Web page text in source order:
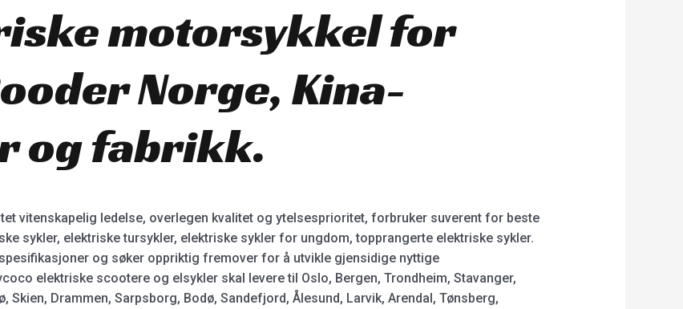
motorsykkel for
Norge, Kina-
og fabrikk.
vitenskapelig ledelse, overlegen kvalitet og ytelsesprioritet, forbruker suverent for beste
sykler, elektriske tursykler, elektriske sykler for ungdom, topprangerte elektriske sykler.
og søker oppriktig fremover for å utvikle gjensidige nyttige
elektriske scootere og elsykler skal levere til Oslo, Bergen, Trondheim, Stavanger,
Skien, Drammen, Sarpsborg, Bodø, Sandefjord, Ålesund, Larvik, Arendal, Tønsberg,